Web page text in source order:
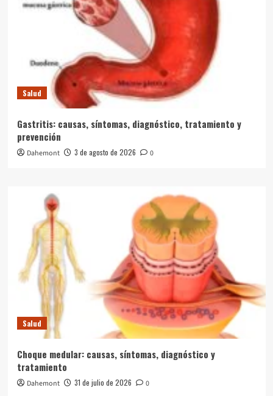
Salud
Gastritis: causas, síntomas, diagnóstico, tratamiento y
prevención
Dahemont 3 de agosto de 2026 0
Salud
Choque medular: causas, síntomas, diagnóstico y
tratamiento
Dahemont 31 de julio de 2026 0